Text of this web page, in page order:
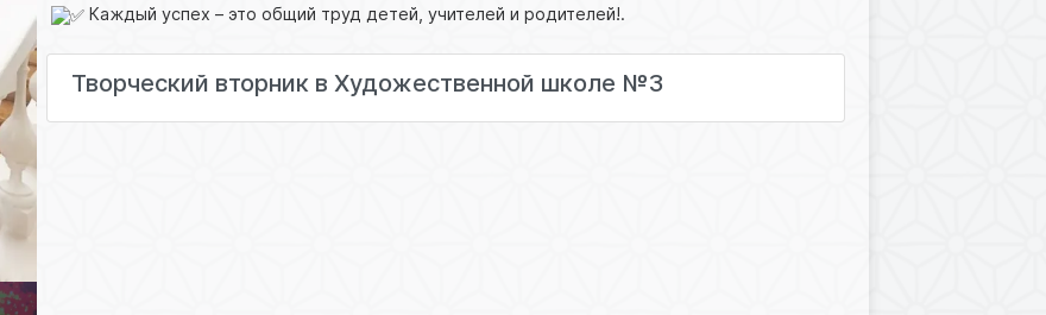
Каждый успех – это общий труд детей, учителей и родителей!.
Творческий вторник в Художественной школе №3